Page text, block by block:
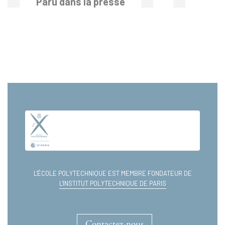
L'ÉCOLE POLYTECHNIQUE EST MEMBRE FONDATEUR DE
L'INSTITUT POLYTECHNIQUE DE PARIS